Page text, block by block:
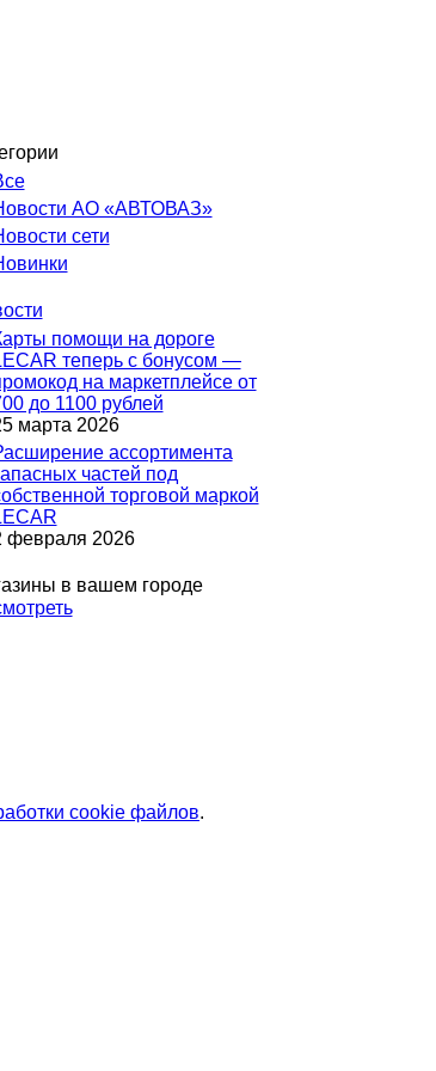
АО «АВТОВАЗ»
сети
помощи на дороге
теперь с бонусом —
на маркетплейсе от
до 1100 рублей
марта 2026
ассортимента
частей под
торговой маркой
февраля 2026
в вашем городе
cookie файлов.